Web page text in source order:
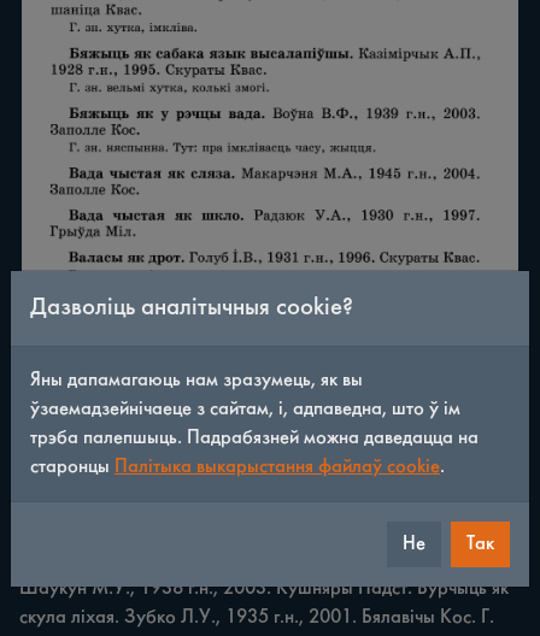
◀ / 290
ПАРАЎНАННІ Будзе табе як сіваму каню. Міхнюк Г.Ф.,
1942 г.н., 2010. Размеркі Стайк. Пагрозліва кажуць таму,
хто ў нечым правінаваціўся. Бурчыць як кіла. Жыромская
H.B., 1918 г.н., 1995. Бусяж Міл. Кіла — грыжа. Тут:
Шаўкун М.У., 1936 г.н., 2003. Кушняры Падст. Бурчыць як
скула ліхая. Зубко Л.У., 1935 г.н., 2001. Бялавічы Кос. Г.
Дазволіць аналітычныя cookie?
Яны дапамагаюць нам зразумець, як вы
ўзаемадзейнічаеце з сайтам, і, адпаведна, што ў ім
трэба палепшыць. Падрабязней можна даведацца на
старонцы
Палітыка выкарыстання файлаў cookie.
Не Так